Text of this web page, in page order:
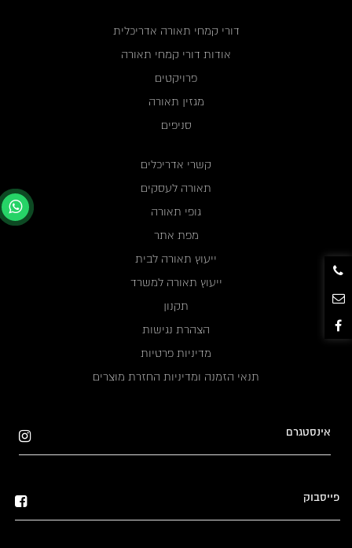
דורי קמחי תאורה אדריכלית
אודות דורי קמחי תאורה
פרויקטים
מגזין תאורה
סניפים
קשרי אדריכלים
תאורה לעסקים
גופי תאורה
מפת אתר
ייעוץ תאורה לבית
ייעוץ תאורה למשרד
תקנון
הצהרת נגישות
מדיניות פרטיות
תנאי הזמנה ומדיניות החזרת מוצרים
אינסטגרם
פייסבוק